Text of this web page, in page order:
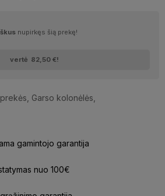
nupirkęs šią prekę!
vertė 82,50 €!
Garso kolonėlės
gamintojo garantija
nuo 100€